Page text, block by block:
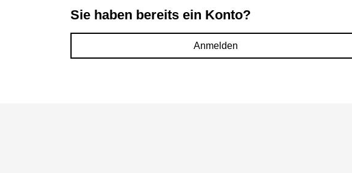
Sie haben bereits ein Konto?
Anmelden